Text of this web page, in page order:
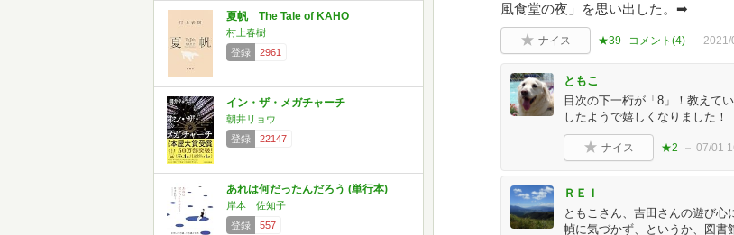
夏帆 The Tale of KAHO
村上春樹
登録
2961
イン・ザ・メガチャーチ
朝井リョウ
登録
22147
あれは何だったんだろう (単行本)
岸本 佐知子
登録
557
風食堂の夜」を思い出した。➡
ナイス ★39 コメント(4) 2021/
ともこ
目次の下一桁が「8」！教えて
したようで嬉しくなりました！
ナイス ★2 07/01
ＲＥＩ
ともこさん、吉田さんの遊び
幀に気づかず、というか、図